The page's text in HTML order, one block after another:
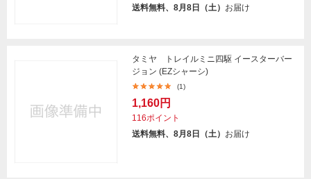
送料無料、8月8日（土） お届け
タミヤ トレイルミニ四駆 イースターバー
ジョン (EZシャーシ)
(1)
1,160円
116ポイント
送料無料、8月8日（土） お届け